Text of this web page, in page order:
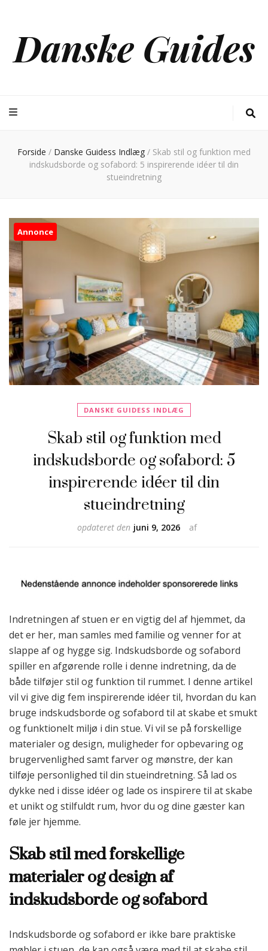
Danske Guides
Forside / Danske Guidess Indlæg / Skab stil og funktion med
indskudsborde og sofabord: 5 inspirerende idéer til din
stueindretning
Annonce
DANSKE GUIDESS INDLÆG
Skab stil og funktion med
indskudsborde og sofabord: 5
inspirerende idéer til din
stueindretning
af
opdateret den juni 9, 2026
Indretningen af stuen er en vigtig del af hjemmet, da
det er her, man samles med familie og venner for at
slappe af og hygge sig. Indskudsborde og sofabord
spiller en afgørende rolle i denne indretning, da de
både tilføjer stil og funktion til rummet. I denne artikel
vil vi give dig fem inspirerende idéer til, hvordan du kan
bruge indskudsborde og sofabord til at skabe et smukt
og funktionelt miljø i din stue. Vi vil se på forskellige
materialer og design, muligheder for opbevaring og
brugervenlighed samt farver og mønstre, der kan
tilføje personlighed til din stueindretning. Så lad os
dykke ned i disse idéer og lade os inspirere til at skabe
et unikt og stilfuldt rum, hvor du og dine gæster kan
føle jer hjemme.
Skab stil med forskellige
materialer og design af
indskudsborde og sofabord
Indskudsborde og sofabord er ikke bare praktiske